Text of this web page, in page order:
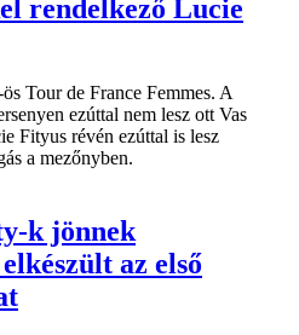
rendelkező Lucie
Tour de France Femmes. A
ezúttal nem lesz ott Vas
Fityus révén ezúttal is lesz
a mezőnyben.
k jönnek
az első